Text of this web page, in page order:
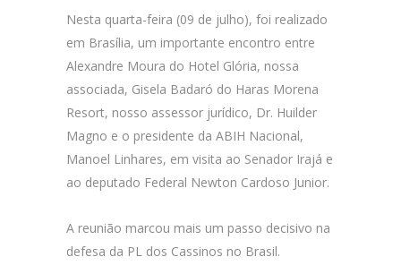
Nesta quarta-feira (09 de julho), foi realizado
em Brasília, um importante encontro entre
Alexandre Moura do Hotel Glória, nossa
associada, Gisela Badaró do Haras Morena
Resort, nosso assessor jurídico, Dr. Huilder
Magno e o presidente da ABIH Nacional,
Manoel Linhares, em visita ao Senador Irajá e
ao deputado Federal Newton Cardoso Junior.
A reunião marcou mais um passo decisivo na
defesa da PL dos Cassinos no Brasil.